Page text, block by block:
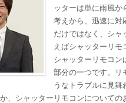
ッターは単に雨風
考えから、迅速に対
だけではなく、シャ
えばシャッターリモ
シャッターリモコン
部分の一つです。リ
うなトラブルに見
、シャッターリモコンについて